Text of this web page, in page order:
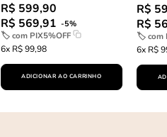
R$ 599,90
R$ 569,91 -5%
🏷 com PIX5%OFF
6x R$ 99,98
ADICIONAR AO CARRINHO
R$
R$
🏷 com
6x R$